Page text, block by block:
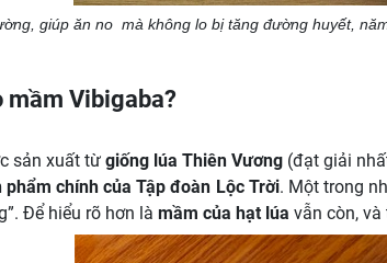
giúp ăn no mà không lo bị tăng đường huyết,
mầm Vibigaba?
sản xuất từ giống lúa Thiên Vương (đạt giải
chính của Tập đoàn Lộc Trời. Một trong
Để hiểu rõ hơn là mầm của hạt lúa vẫn còn,